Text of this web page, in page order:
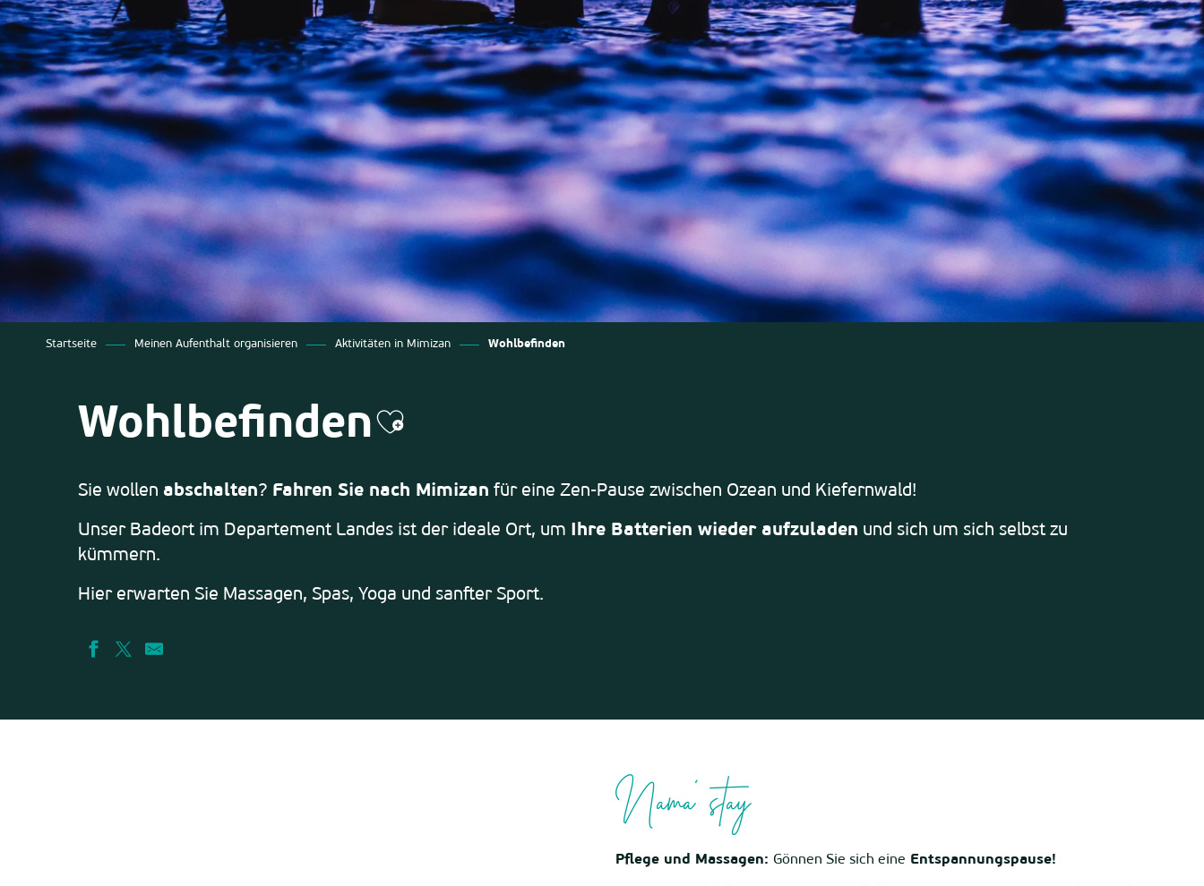
Startseite Meinen Aufenthalt organisieren Aktivitäten in Mimizan Wohlbefinden
WohlbefindenAjouter aux favoris
Sie wollen abschalten? Fahren Sie nach Mimizan für eine Zen-Pause zwischen Ozean und Kiefernwald!
Unser Badeort im Departement Landes ist der ideale Ort, um Ihre Batterien wieder aufzuladen und sich um sich selbst zu
kümmern.
Hier erwarten Sie Massagen, Spas, Yoga und sanfter Sport.
Nama' stay
Pflege und Massagen: Gönnen Sie sich eine Entspannungspause!